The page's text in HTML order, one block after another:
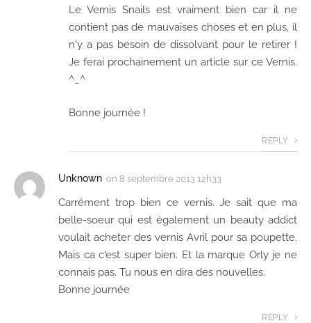
Le Vernis Snails est vraiment bien car il ne
contient pas de mauvaises choses et en plus, il
n'y a pas besoin de dissolvant pour le retirer !
Je ferai prochainement un article sur ce Vernis.
^_^
Bonne journée !
REPLY
Unknown on 8 septembre 2013 12h33
Carrément trop bien ce vernis. Je sait que ma
belle-soeur qui est également un beauty addict
voulait acheter des vernis Avril pour sa poupette.
Mais ca c'est super bien. Et la marque Orly je ne
connais pas. Tu nous en dira des nouvelles.
Bonne journée
REPLY